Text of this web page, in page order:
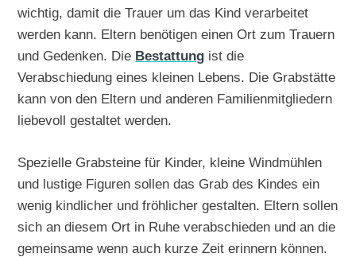
wichtig, damit die Trauer um das Kind verarbeitet
werden kann. Eltern benötigen einen Ort zum Trauern
und Gedenken. Die Bestattung ist die
Verabschiedung eines kleinen Lebens. Die Grabstätte
kann von den Eltern und anderen Familienmitgliedern
liebevoll gestaltet werden.
Spezielle Grabsteine für Kinder, kleine Windmühlen
und lustige Figuren sollen das Grab des Kindes ein
wenig kindlicher und fröhlicher gestalten. Eltern sollen
sich an diesem Ort in Ruhe verabschieden und an die
gemeinsame wenn auch kurze Zeit erinnern können.